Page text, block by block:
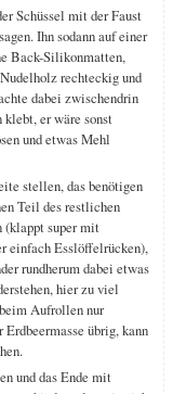
Schüssel mit der Faust
Ihn sodann auf einer
Back-Silikonmatten,
rechteckig und
dabei zwischendrin
er wäre sonst
und etwas Mehl
stellen, das benötigen
Teil des restlichen
(klappt super mit
einfach Esslöffelrücken),
rundherum dabei etwas
hier zu viel
Aufrollen nur
übrig, kann
und das Ende mit